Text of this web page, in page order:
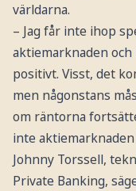
världarna.
– Jag får inte ihop
aktiemarknaden
positivt. Visst, det
men någonstans
om räntorna
inte aktiemarknaden
Johnny Torssell,
Private Banking,